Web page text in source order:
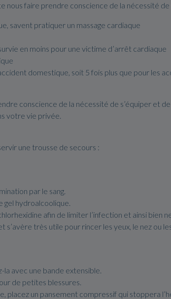
nous faire prendre conscience de la nécessité
savent pratiquer un massage cardiaque
en moins pour une victime d’arrêt cardiaque
domestique, soit 5 fois plus que pour les
conscience de la nécessité de s’équiper et
votre vie privée.
une trousse de secours :
par le sang.
gel hydroalcoolique.
afin de limiter l’infection et ainsi bien
très utile pour rincer les yeux, le nez ou
la avec une bande extensible.
de petites blessures.
placez un pansement compressif qui stoppera